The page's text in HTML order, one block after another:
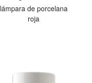
lámpara de porcelana
roja